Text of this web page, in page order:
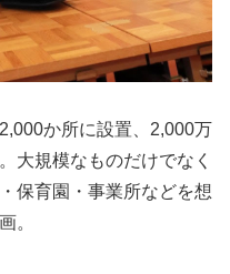
2,000か所に設置、 2,000万
大規模なものだけでなく
保育園・事業所などを想
。